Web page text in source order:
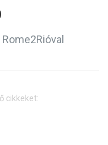
cikkeket: